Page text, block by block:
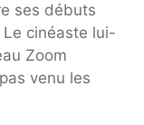
ses débuts
Le cinéaste lui-
Zoom
venu les